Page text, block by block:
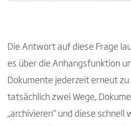
Die Antwort auf diese Frage
es über die Anhangsfunktion
Dokumente jederzeit erneut zu
tatsächlich zwei Wege,
„archivieren“ und diese schnell